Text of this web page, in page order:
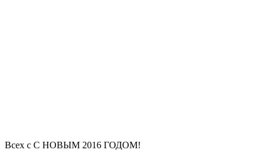
Всех с С НОВЫМ 2016 ГОДОМ!